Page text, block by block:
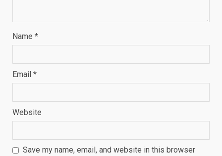
Name *
Email *
Website
Save my name, email, and website in this browser